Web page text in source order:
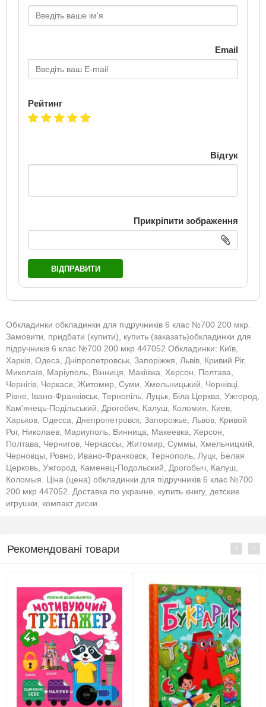
Email
Рейтинг
Відгук
Прикріпити зображення
ВІДПРАВИТИ
Обкладинки обкладинки для підручників 6 клас №700 200 мкр.
Замовити, придбати (купити), купить (заказать)обкладинки для
підручників 6 клас №700 200 мкр 447052 Обкладинки: Київ,
Харків, Одеса, Дніпропетровськ, Запоріжжя, Львів, Кривий Ріг,
Миколаїв, Маріуполь, Вінниця, Макіївка, Херсон, Полтава,
Чернігів, Черкаси, Житомир, Суми, Хмельницький, Чернівці,
Рівне, Івано-Франківськ, Тернопіль, Луцьк, Біла Церква, Ужгород,
Кам'янець-Подільський, Дрогобич, Калуш, Коломия, Киев,
Харьков, Одесса, Днепропетровск, Запорожье, Львов, Кривой
Рог, Николаев, Мариуполь, Винница, Макеевка, Херсон,
Полтава, Чернигов, Черкассы, Житомир, Суммы, Хмельницкий,
Черновцы, Ровно, Ивано-Франковск, Тернополь, Луцк, Белая
Церковь, Ужгород, Каменец-Подольский, Дрогобыч, Калуш,
Коломыя. Ціна (цена) обкладинки для підручників 6 клас №700
200 мкр 447052. Доставка по украине, купить книгу, детские
игрушки, компакт диски.
Рекомендовані товари